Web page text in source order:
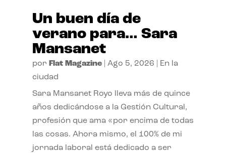
Un buen día de
verano para… Sara
Mansanet
por Flat Magazine| Ago 5, 2026
En la
ciudad
Sara Mansanet Royo lleva más de quince
años dedicándose a la Gestión Cultural,
profesión que ama «por encima de todas
las cosas. Ahora mismo, el 100% de mi
jornada laboral está dedicado a ser